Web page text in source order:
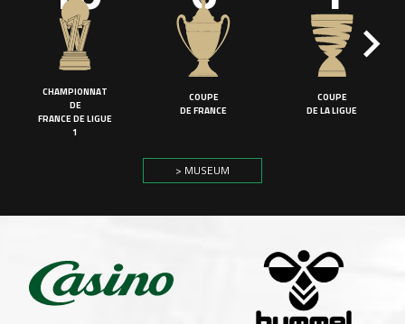
CHAMPIONNAT
DE
FRANCE DE LIGUE
1
COUPE
DE FRANCE
COUPE
DE LA LIGUE
> MUSEUM